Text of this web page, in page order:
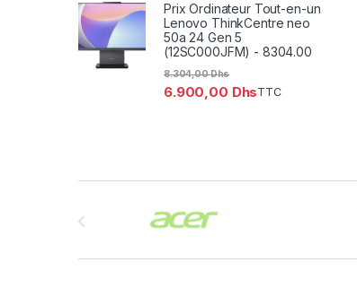
Prix Ordinateur Tout-en-un
Lenovo ThinkCentre neo
50a 24 Gen 5
(12SC000JFM) - 8304.00
6.900,00 Dhs
8.304,00Dhs
TTC